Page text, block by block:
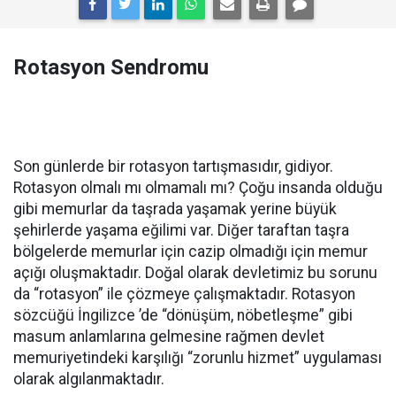
Rotasyon Sendromu
Son günlerde bir rotasyon tartışmasıdır, gidiyor.
Rotasyon olmalı mı olmamalı mı? Çoğu insanda olduğu
gibi memurlar da taşrada yaşamak yerine büyük
şehirlerde yaşama eğilimi var. Diğer taraftan taşra
bölgelerde memurlar için cazip olmadığı için memur
açığı oluşmaktadır. Doğal olarak devletimiz bu sorunu
da “rotasyon” ile çözmeye çalışmaktadır. Rotasyon
sözcüğü İngilizce ’de “dönüşüm, nöbetleşme” gibi
masum anlamlarına gelmesine rağmen devlet
memuriyetindeki karşılığı “zorunlu hizmet” uygulaması
olarak algılanmaktadır.